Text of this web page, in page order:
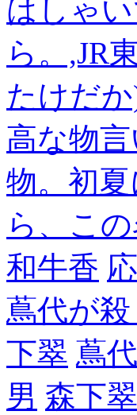
はしゃ
ら。,JR
たけだ
高な物言
物。初
ら、こ
和牛香
蔦代が
下翠 蔦
男 森下翠